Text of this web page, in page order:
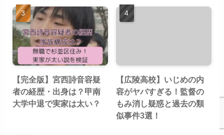
【完全版】宮西詩音容疑
者の経歴・出身は？甲南
大学中退で実家は太い？
【広陵高校】いじめの内
容がヤバすぎる！監督の
もみ消し疑惑と過去の類
似事件3選！